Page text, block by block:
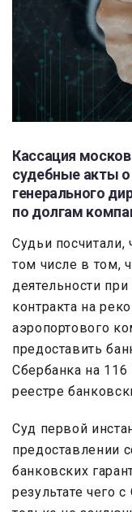
Кассация
судебные акты
генерального
по долгам
Судьи
том числе в том,
деятельности
контракта на
аэропортового
предоставить
Сбербанка на
реестре
Суд первой
предоставлении
банковских
результате чего